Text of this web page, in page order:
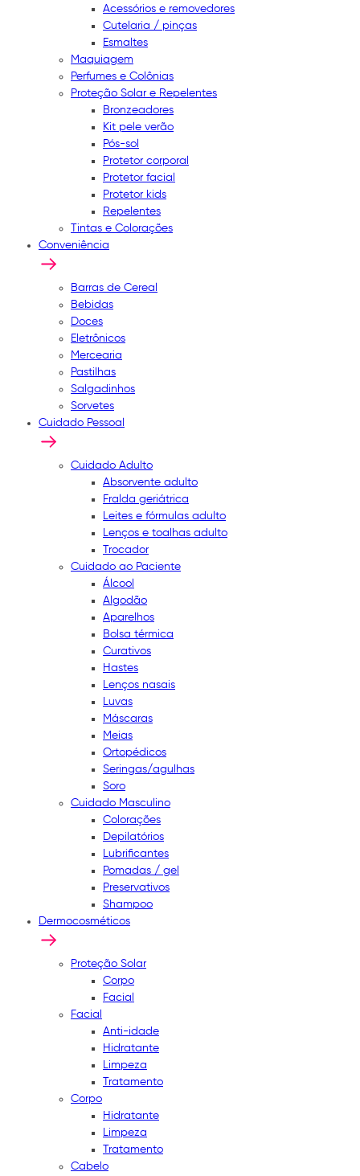
Acessórios e removedores
Cutelaria / pinças
Esmaltes
Maquiagem
Perfumes e Colônias
Proteção Solar e Repelentes
Bronzeadores
Kit pele verão
Pós-sol
Protetor corporal
Protetor facial
Protetor kids
Repelentes
Tintas e Colorações
Conveniência
Barras de Cereal
Bebidas
Doces
Eletrônicos
Mercearia
Pastilhas
Salgadinhos
Sorvetes
Cuidado Pessoal
Cuidado Adulto
Absorvente adulto
Fralda geriátrica
Leites e fórmulas adulto
Lenços e toalhas adulto
Trocador
Cuidado ao Paciente
Álcool
Algodão
Aparelhos
Bolsa térmica
Curativos
Hastes
Lenços nasais
Luvas
Máscaras
Meias
Ortopédicos
Seringas/agulhas
Soro
Cuidado Masculino
Colorações
Depilatórios
Lubrificantes
Pomadas / gel
Preservativos
Shampoo
Dermocosméticos
Proteção Solar
Corpo
Facial
Facial
Anti-idade
Hidratante
Limpeza
Tratamento
Corpo
Hidratante
Limpeza
Tratamento
Cabelo